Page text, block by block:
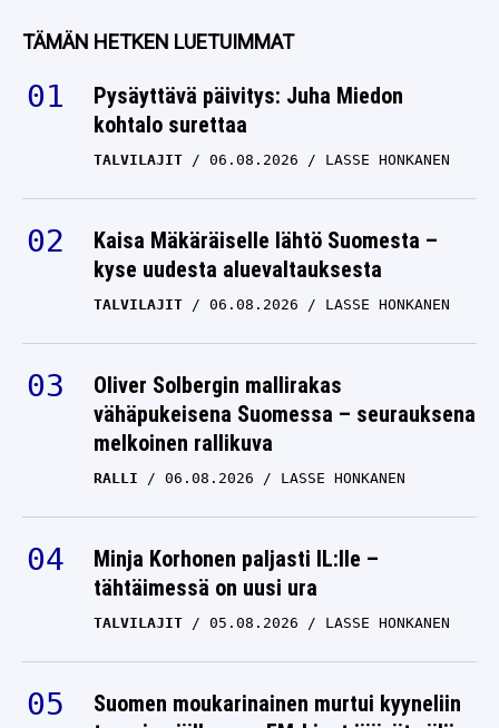
TÄMÄN HETKEN LUETUIMMAT
Pysäyttävä päivitys: Juha Miedon
kohtalo surettaa
TALVILAJIT 06.08.2026 LASSE HONKANEN
Kaisa Mäkäräiselle lähtö Suomesta –
kyse uudesta aluevaltauksesta
TALVILAJIT 06.08.2026 LASSE HONKANEN
Oliver Solbergin mallirakas
vähäpukeisena Suomessa – seurauksena
melkoinen rallikuva
RALLI 06.08.2026 LASSE HONKANEN
Minja Korhonen paljasti IL:lle –
tähtäimessä on uusi ura
TALVILAJIT 05.08.2026 LASSE HONKANEN
Suomen moukarinainen murtui kyyneliin